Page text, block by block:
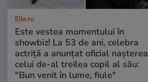
Elle.ro
Este vestea momentului în
showbiz! La 53 de ani, celebra
actriță a anunțat oficial nașterea
celui de-al treilea copil al său:
"Bun venit în lume, fiule"